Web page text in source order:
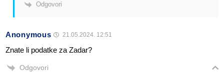
Odgovori
Anonymous 21.05.2024. 12:51
Znate li podatke za Zadar?
Odgovori